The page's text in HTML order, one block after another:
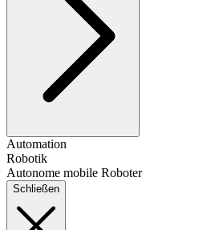
Automation
Robotik
Autonome mobile Roboter
Schließen